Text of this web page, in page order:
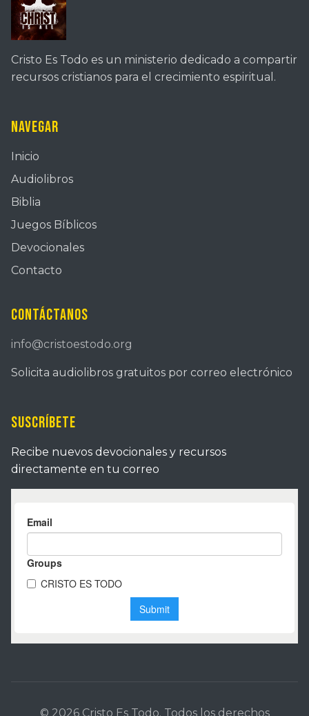
Cristo Es Todo es un ministerio dedicado a compartir
recursos cristianos para el crecimiento espiritual.
Navegar
Inicio
Audiolibros
Biblia
Juegos Bíblicos
Devocionales
Contacto
Contáctanos
info@cristoestodo.org
Solicita audiolibros gratuitos por correo electrónico
Suscríbete
Recibe nuevos devocionales y recursos
directamente en tu correo
© 2026 Cristo Es Todo. Todos los derechos